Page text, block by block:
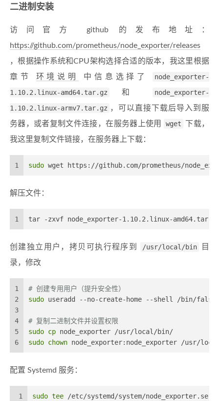
二进制安装
访问官方 github 的发布地址：
https://github.com/prometheus/node_exporter/releases
，根据操作系统和CPU架构选择合适的版本，我这里根据
章节 环境说明 中信息选择了
node_exporter-
1.10.2.linux-amd64.tar.gz
和
node_exporter-
1.10.2.linux-armv7.tar.gz ，可以直接下载后导入到服
务器，或者复制文件连接，在服务器上使用
wget
下载，
我这里复制文件链接，在服务器上下载：
1 sudo wget https://github.com/prometheus/
解压文件：
1 tar -zxvf node_exporter-1.10.2.linux-
创建独立用户，拷贝可执行程序到 /usr/local/bin
目
录，修改
1
2
3
4
5
6
# 创建专用用户（提升安全性）
sudo useradd --no-create-home --shell /bin/false
# 复制二进制文件并设置权限
sudo cp node_exporter /usr/local/bin/
sudo chown node_exporter:node_exporter /usr/
配置 Systemd 服务：
1
sudo tee /etc/systemd/system/